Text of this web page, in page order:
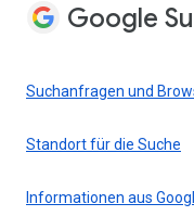
Google
Suchanfragen und
Standort für die Suche
Informationen aus